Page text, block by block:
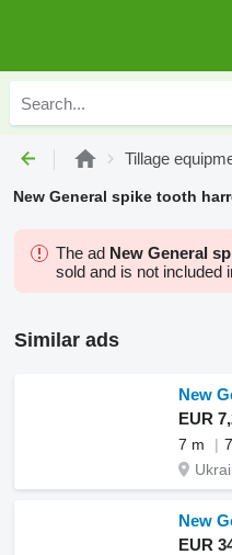
Tillage
New General spike tooth
The ad New General
sold and is not included
Similar ads
New
EUR
7 m
7
New
EUR